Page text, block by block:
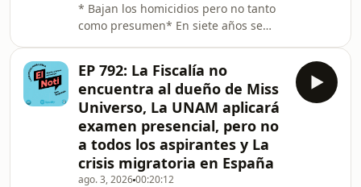
* Bajan los homicidios pero no tanto
como presumen* En siete años se
celulares en escuelas
EP 792: La Fiscalía no
encuentra al dueño de Miss
Universo, La UNAM aplicará
examen presencial, pero no
a todos los aspirantes y La
crisis migratoria en España
ago. 3, 202600:20:12